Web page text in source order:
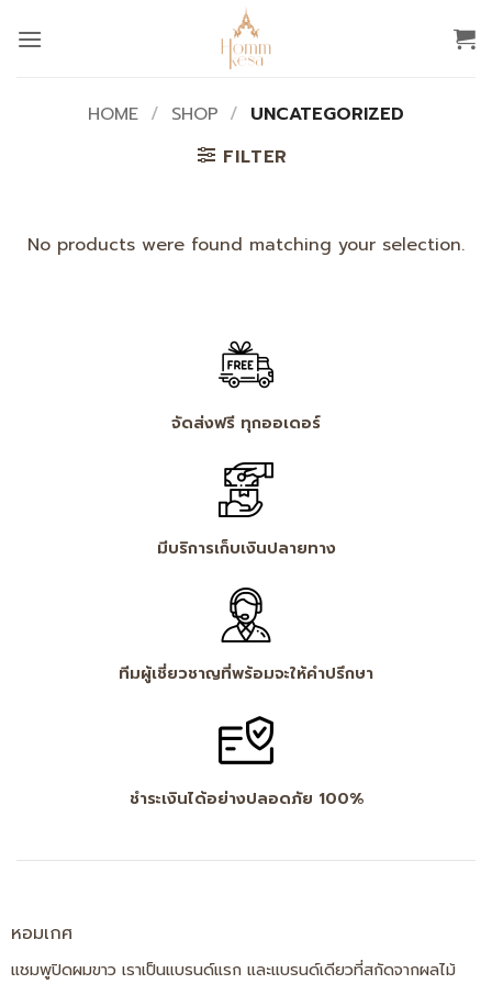
HOME / SHOP / UNCATEGORIZED
FILTER
No products were found matching your selection.
จัดส่งฟรี ทุกออเดอร์
มีบริการเก็บเงินปลายทาง
ทีมผู้เชี่ยวชาญที่พร้อมจะให้คำปรึกษา
ชำระเงินได้อย่างปลอดภัย 100%
หอมเกศ
แชมพูปิดผมขาว เราเป็นแบรนด์แรก และแบรนด์เดียวที่สกัดจากผลไม้